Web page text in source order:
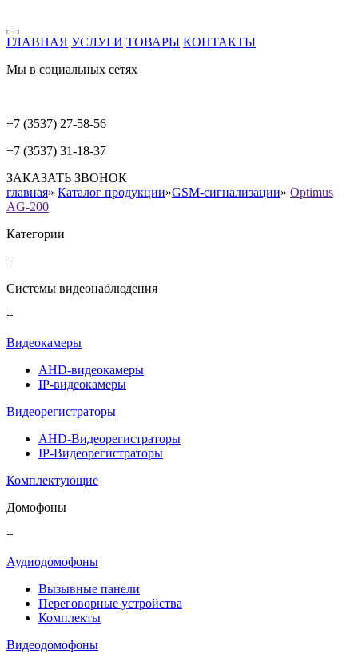
ГЛАВНАЯ УСЛУГИ ТОВАРЫ КОНТАКТЫ
Мы в социальных сетях
+7 (3537) 27-58-56
+7 (3537) 31-18-37
ЗАКАЗАТЬ ЗВОНОК
главная» Каталог продукции»GSM-сигнализации» Optimus
AG-200
Категории
+
Системы видеонаблюдения
+
Видеокамеры
AHD-видеокамеры
IP-видеокамеры
Видеорегистраторы
AHD-Видеорегистраторы
IP-Видеорегистраторы
Комплектующие
Домофоны
+
Аудиодомофоны
Вызывные панели
Переговорные устройства
Комплекты
Видеодомофоны